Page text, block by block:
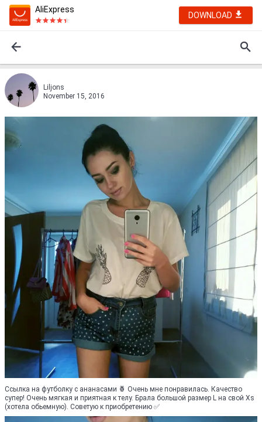
AliExpress
DOWNLOAD
Liljons
November 15, 2016
Ссылка на футболку с ананасами 🍍 Очень мне понравилась. Качество
супер! Очень мягкая и приятная к телу. Брала большой размер L на свой Xs
(хотела обьемную). Советую к приобретению ✅